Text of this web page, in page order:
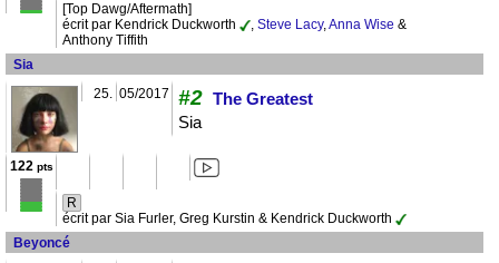
[Top Dawg/Aftermath]
écrit par Kendrick Duckworth
, Steve Lacy,Anna Wise &
Anthony Tiffith
Sia
25. 05/2017 #2 The Greatest
Sia
122 pts
R
écrit par Sia Furler, Greg Kurstin & Kendrick Duckworth
Beyoncé